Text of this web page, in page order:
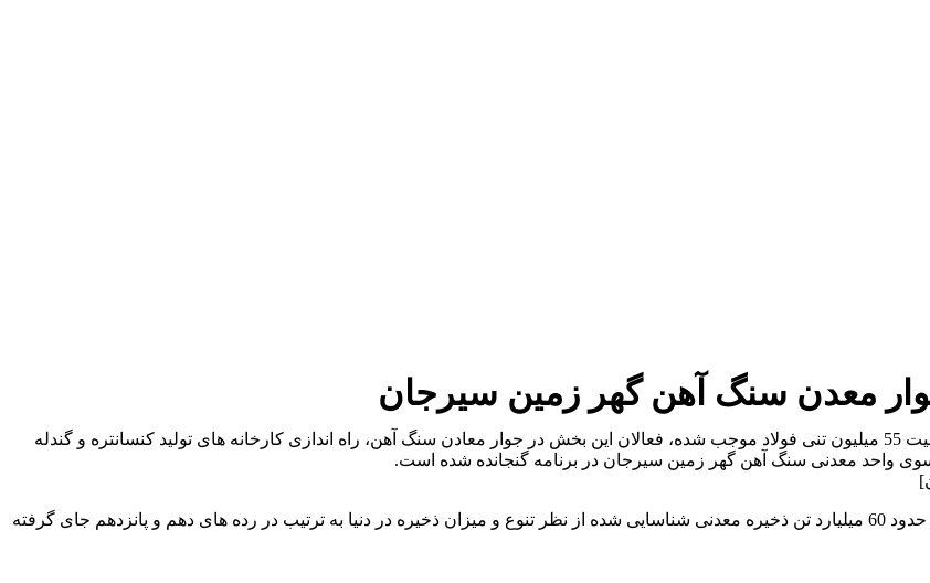
معدن سنگ آهن گهر زمین سیرجان
تهران -ایرنا- سیاست تامین زنجیره فولاد در افق چشم انداز 1404 و تحقق ظرفیت 55 میلیون تنی فولاد موجب شده، فعالان این بخش در جوار معادن سنگ آهن، راه اندازی کارخانه های تولید کنسانتره و گندله
سوی واحد معدنی سنگ آهن گهر زمین سیرجان در برنامه گنجانده شده است.
به گزارش خبرنگار اقتصادی ایرنا، ایران با برخورداری از 68 نوع ماده معدنی و حدود 60 میلیارد تن ذخیره معدنی شناسایی شده از نظر تنوع و میزان ذخیره در دنیا به ترتیب در رده های دهم و پانزدهم جای گرفته